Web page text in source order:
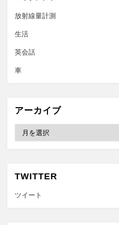
放射線量計測
生活
英会話
車
アーカイブ
ブ
TWITTER
ツイート